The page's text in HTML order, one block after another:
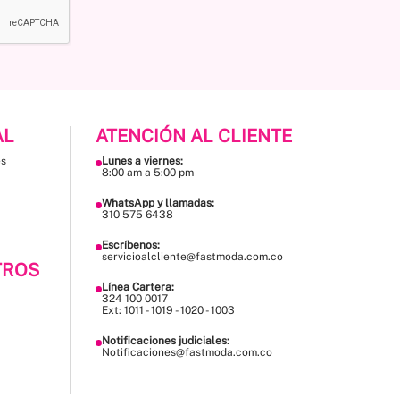
ATENCIÓN AL CLIENTE
Lunes a viernes:
8:00 am a 5:00 pm
WhatsApp y llamadas:
310 575 6438
Escríbenos:
servicioalcliente@fastmoda.com.co
Línea Cartera:
324 100 0017
Ext: 1011 - 1019 - 1020 - 1003
Notificaciones judiciales:
Notificaciones@fastmoda.com.co